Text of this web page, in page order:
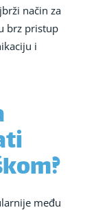
način za
brz pristup
i
među